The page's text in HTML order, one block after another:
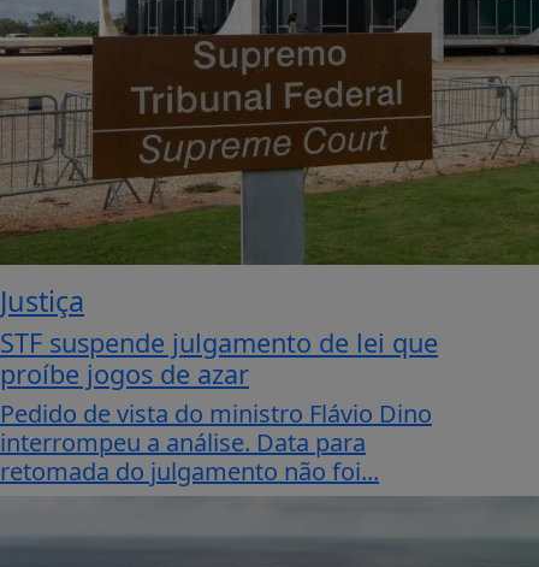
Justiça
STF suspende julgamento de lei que
proíbe jogos de azar
Pedido de vista do ministro Flávio Dino
interrompeu a análise. Data para
retomada do julgamento não foi...